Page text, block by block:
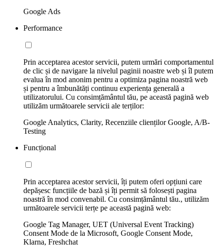
Google Ads
Performance
Prin acceptarea acestor servicii, putem urmări comportamentul
de clic și de navigare la nivelul paginii noastre web și îl putem
evalua în mod anonim pentru a optimiza pagina noastră web
și pentru a îmbunătăți continuu experiența generală a
utilizatorului. Cu consimțământul tău, pe această pagină web
utilizăm următoarele servicii ale terților:
Google Analytics, Clarity, Recenziile clienților Google, A/B-
Testing
Funcțional
Prin acceptarea acestor servicii, îți putem oferi opțiuni care
depășesc funcțiile de bază și îți permit să folosești pagina
noastră în mod convenabil. Cu consimțământul tău., utilizăm
următoarele servicii terțe pe această pagină web:
Google Tag Manager, UET (Universal Event Tracking)
Consent Mode de la Microsoft, Google Consent Mode,
Klarna, Freshchat